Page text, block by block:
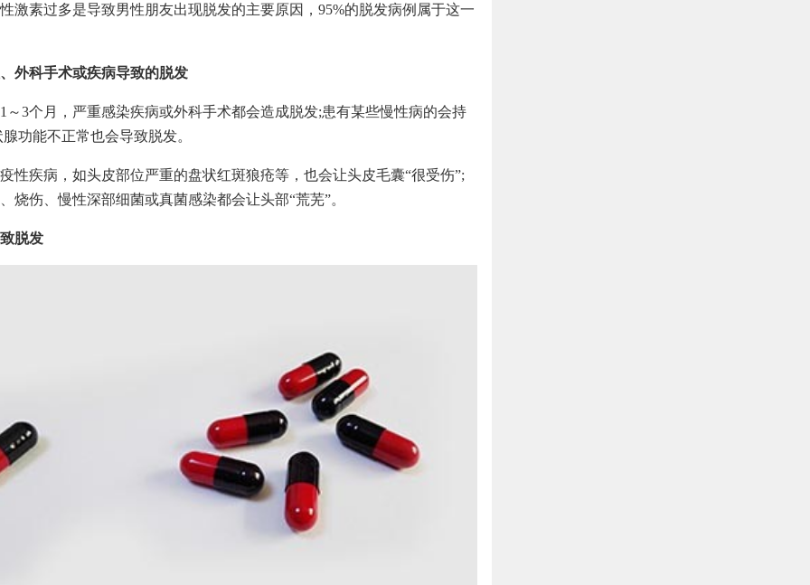
激素过多是导致男性朋友出现脱发的主要原因，95%的脱发病例属于这一
外科手术或疾病导致的脱发
～3个月，严重感染疾病或外科手术都会造成脱发;患有某些慢性病的会持
功能不正常也会导致脱发。
性疾病，如头皮部位严重的盘状红斑狼疮等，也会让头皮毛囊“很受伤”;
烧伤、慢性深部细菌或真菌感染都会让头部“荒芜”。
脱发